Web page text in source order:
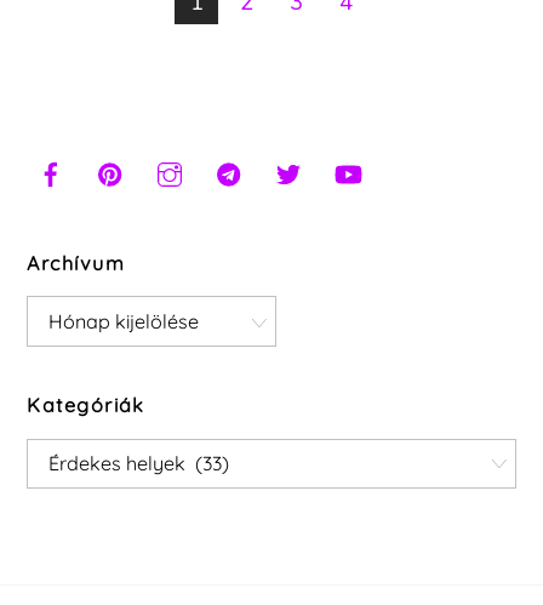
Archívum
Archívum
Kategóriák
Kategóriák